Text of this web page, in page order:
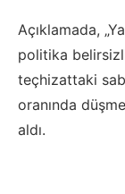
Açıklamada,
politika
teçhizattaki
oranında
aldı.